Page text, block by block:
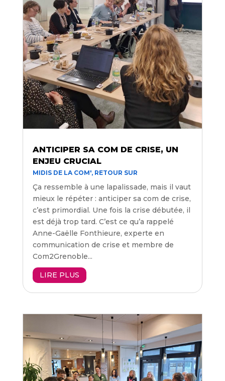
ANTICIPER SA COM DE CRISE, UN
ENJEU CRUCIAL
MIDIS DE LA COM', RETOUR SUR
Ça ressemble à une lapalissade, mais il vaut
mieux le répéter : anticiper sa com de crise,
c’est primordial. Une fois la crise débutée, il
est déjà trop tard. C’est ce qu’a rappelé
Anne-Gaëlle Fonthieure, experte en
communication de crise et membre de
Com2Grenoble...
LIRE PLUS